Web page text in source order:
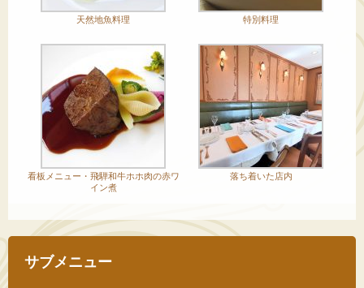
天然地魚料理 特別料理
看板メニュー・飛騨和牛ホホ肉の赤ワ
イン煮
落ち着いた店内
サブメニュー